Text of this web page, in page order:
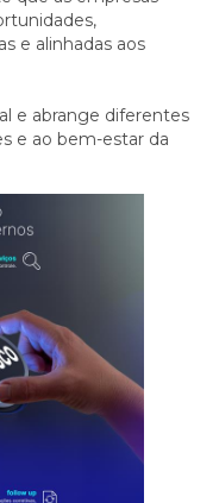
e alinhadas aos
e abrange diferentes
e ao bem-estar da